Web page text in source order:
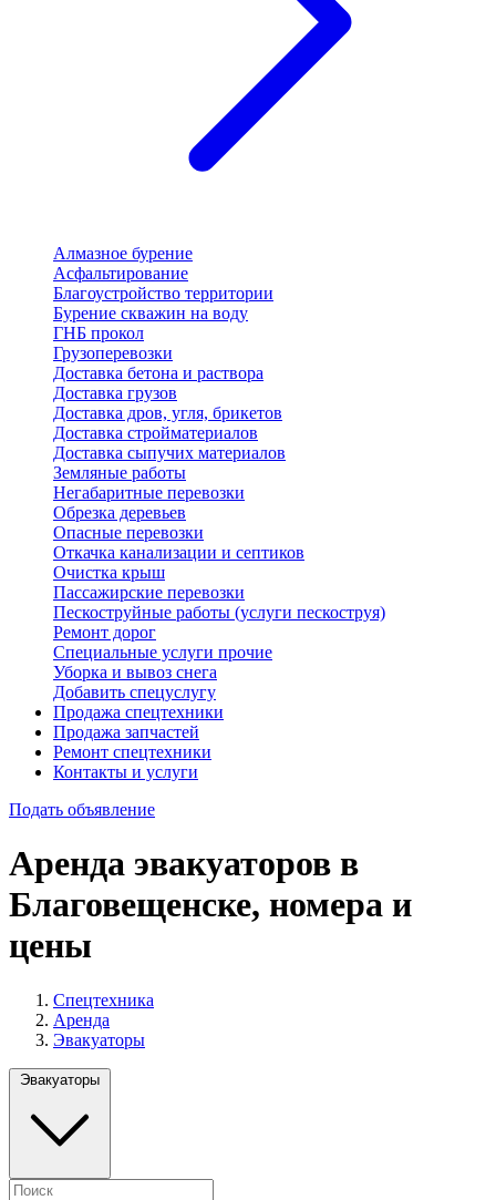
Алмазное бурение
Асфальтирование
Благоустройство территории
Бурение скважин на воду
ГНБ прокол
Грузоперевозки
Доставка бетона и раствора
Доставка грузов
Доставка дров, угля, брикетов
Доставка стройматериалов
Доставка сыпучих материалов
Земляные работы
Негабаритные перевозки
Обрезка деревьев
Опасные перевозки
Откачка канализации и септиков
Очистка крыш
Пассажирские перевозки
Пескоструйные работы (услуги пескоструя)
Ремонт дорог
Специальные услуги прочие
Уборка и вывоз снега
Добавить спецуслугу
Продажа спецтехники
Продажа запчастей
Ремонт спецтехники
Контакты и услуги
Подать объявление
Аренда эвакуаторов в
Благовещенске, номера и
цены
Спецтехника
Аренда
Эвакуаторы
Эвакуаторы